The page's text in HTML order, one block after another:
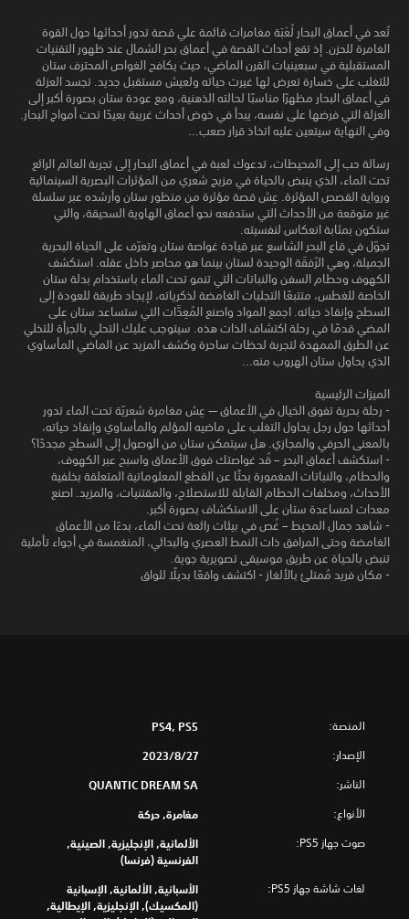
تُعد في أعماق البحار لُعْبَة مغامرات قائمة علي قصة تدور أحداثها حول القوة
الغامرة للحزن. إذ تقع أحداث القصة في أعماق بحر الشمال عند ظهور التقنيات
المستقبلية في سبعينيات القرن الماضي، حيث يكافح الغواص المحترف ستان
للتغلب على خسارة تعرض لها غيرت حياته ولعيش مستقبل جديد. تجسد العزلة
في أعماق البحار مظهرًا مناسبًا لحالته الذهنية، ومع عودة ستان بصورة أكبر إلى
العزلة التي فرضها على نفسه، يبدأ في خوض أحداث غريبة بعيدًا تحت أمواج البحار.
وفي النهاية سيتعين عليه اتخاذ قرار صعب...
رسالة حب إلى المحيطات، تدعوك لعبة في أعماق البحار إلى تجربة العالم الرائع
تحت الماء، الذي ينبض بالحياة في مزيج شعري من المؤثرات البصرية السينمائية
ورواية القصص المؤثرة. عِش قصة مؤثرة من منظور ستان وأرشده عبر سلسلة
غير متوقعة من الأحداث التي ستدفعه نحو أعماق الهاوية السحيقة، والتي
ستكون بمثابة انعكاس لنفسيته.
تجوّل في قاع البحر الشاسع عبر قيادة غواصة ستان وتعرّف على الحياة البحرية
الجميلة، وهي الرُفقَة الوحيدة لستان بينما هو محاصر داخل عقله. استكشف
الكهوف وحطام السفن والنباتات التي تنمو تحت الماء باستخدام بدلة ستان
الخاصة للغطس، متتبعًا التجليات الغامضة لذكرياته، لإيجاد طريقة للعودة إلى
السطح وإنقاذ حياته. اجمع المواد واصنع المُعِدَّات التي ستساعد ستان على
المضي قدمًا في رحلة اكتشاف الذات هذه. سيتوجب عليك التحلي بالجرأة للتخلي
عن الطرق الممهدة لتجربة لحظات ساحرة وكشف المزيد عن الماضي المأساوي
الذي يحاول ستان الهروب منه...
الميزات الرئيسية
- رحلة بحرية تفوق الخيال في الأعماق — عِش مغامرة شعريّة تحت الماء تدور
أحداثها حول رجل يحاول التغلب على ماضيه المؤلم والمأساوي وإنقاذ حياته،
بالمعنى الحرفي والمجازي. هل سيتمكن ستان من الوصول إلى السطح مجددًا؟
- استكشف أعماق البحر – قُد غواصتك فوق الأعماق واسبح عبر الكهوف،
والحطام، والنباتات المغمورة بحثًا عن القطع المعلوماتية المتعلقة بخلفية
الأحداث، ومخلفات الحطام القابلة للاستصلاح، والمقتنيات، والمزيد. اصنع
معدات لمساعدة ستان على الاستكشاف بصورة أكبر.
- شاهد جمال المحيط – غُص في بيئات رائعة تحت الماء، بدءًا من الأعماق
الغامضة وحتى المرافق ذات النمط العصري والبدائي، المنغمسة في أجواء تأملية
تنبض بالحياة عن طريق موسيقى تصويرية جوية.
- مكان فريد مُمتلئ بالألغاز - اكتشف واقعًا بديلًا للواق
المنصة: PS4, PS5
الإصدار: 27‏/8‏/2023
الناشر: QUANTIC DREAM SA
الأنواع: مغامرة, حركة
صوت جهاز PS5:
الألمانية, الإنجليزية, الصينية,
الفرنسية (فرنسا)
لغات شاشة جهاز PS5:
الأسبانية, الألمانية, الإسبانية
(المكسيك), الإنجليزية, الإيطالية,